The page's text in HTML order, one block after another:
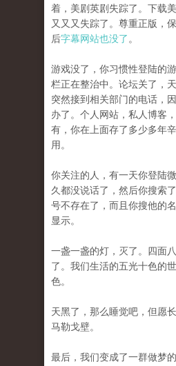
着，美剧英剧失踪了。下载
又又又失踪了。尊重正版，
后字幕网站也没了 。
游戏没了，你习惯性登陆的
栏正在整治中。论坛关了，
突然接到相关部门的电话，
办了。个人网站，私人博客
有，你在上面存了多少多年
用。
你关注的人，有一天你登陆
久都没说话了，然后你搜索
号不存在了，而且你搜他的
显示。
一盏一盏的灯，灭了。四面
了。我们生活的五光十色的
色。
天黑了，那么睡觉吧，但愿
马勒戈壁。
最后，我们变成了一群做梦